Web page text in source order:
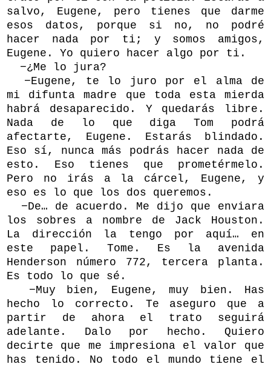
salvo, Eugene, pero tienes que darme
esos datos, porque si no, no podré
hacer nada por ti; y somos amigos,
Eugene. Yo quiero hacer algo por ti.
−¿Me lo jura?
−Eugene, te lo juro por el alma de
mi difunta madre que toda esta mierda
habrá desaparecido. Y quedarás libre.
Nada de lo que diga Tom podrá
afectarte, Eugene. Estarás blindado.
Eso sí, nunca más podrás hacer nada de
esto. Eso tienes que prometérmelo.
Pero no irás a la cárcel, Eugene, y
eso es lo que los dos queremos.
−De… de acuerdo. Me dijo que enviara
los sobres a nombre de Jack Houston.
La dirección la tengo por aquí… en
este papel. Tome. Es la avenida
Henderson número 772, tercera planta.
Es todo lo que sé.
−Muy bien, Eugene, muy bien. Has
hecho lo correcto. Te aseguro que a
partir de ahora el trato seguirá
adelante. Dalo por hecho. Quiero
decirte que me impresiona el valor que
has tenido. No todo el mundo tiene el